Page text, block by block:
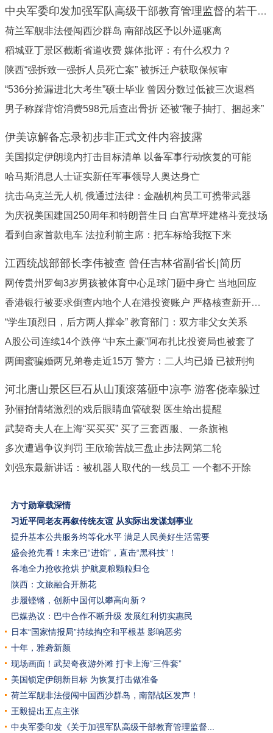
中央军委印发加强军队高级干部教育管理监督的若干措施
荷兰军舰非法侵闯西沙群岛 南部战区予以外逼驱离
稻城亚丁景区截断省道收费 媒体批评：有什么权力？
陕西“强拆致一强拆人员死亡案” 被拆迁户获取保候审
“536分捡漏进北大考生”硕士毕业 曾因分数过低被三次退档
男子称踩背馆消费598元后查出骨折 还被“鞭子抽打、捆起来”
伊美谅解备忘录初步非正式文件内容披露
美国拟定伊朗境内打击目标清单 以备军事行动恢复的可能
哈马斯消息人士证实新任军事领导人奥达身亡
抗击乌克兰无人机 俄通过法律：金融机构员工可携带武器
为庆祝美国建国250周年和特朗普生日 白宫草坪建格斗竞技场
看到自家首款电车 法拉利前主席：把车标给我抠下来
江西统战部部长李伟被查 曾任吉林省副省长|简历
网传贵州罗甸3岁男孩被体育中心足球门砸中身亡 当地回应
香港银行被要求倒查内地个人在港投资账户 严格核查新开账户
“学生顶烈日，后方两人撑伞” 教育部门：双方非父女关系
A股公司连续14个跌停 “中东土豪”阿布扎比投资局也被套了
两闺蜜骗婚两兄弟卷走近15万 警方：二人均已婚 已被刑拘
河北唐山景区巨石从山顶滚落砸中凉亭 游客侥幸躲过
孙俪拍情绪激烈的戏后眼睛血管破裂 医生给出提醒
武契奇夫人在上海“买买买” 买了三套西服、一条旗袍
多次遭遇争议判罚 王欣瑜苦战三盘止步法网第二轮
刘强东最新讲话：被机器人取代的一线员工 一个都不开除
方寸勋章载深情
习近平同老友再叙传统友谊 从实际出发谋划事业
提升基本公共服务均等化水平 满足人民美好生活需要
盛会抢先看！未来已“进馆”，直击“黑科技”！
各地全力抢收抢烘 护航夏粮颗粒归仓
陕西：文旅融合开新花
步履铿锵，创新中国何以攀高向新？
巴媒热议：巴中合作不断升级 发展红利切实惠民
日本“国家情报局”持续掏空和平根基 影响恶劣
十年，雅砻新颜
现场画面！武契奇夜游外滩 打卡上海“三件套”
美国锁定伊朗新目标 为恢复打击做准备
荷兰军舰非法侵闯中国西沙群岛，南部战区发声！
王毅提出五点主张
中央军委印发《关于加强军队高级干部教育管理监督...